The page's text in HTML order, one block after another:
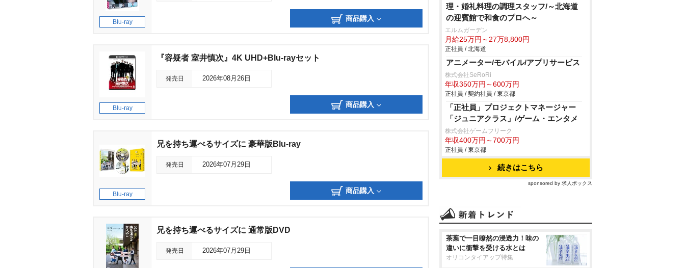
Blu-ray 商品購入
Blu-ray
『容疑者 室井慎次』4K UHD+Blu-rayセット
発売日 2026年08月26日
商品購入
Blu-ray
兄を持ち運べるサイズに 豪華版Blu-ray
発売日 2026年07月29日
商品購入
兄を持ち運べるサイズに 通常版DVD
発売日 2026年07月29日
理・婚礼料理の調理スタッフ/～北海道
の迎賓館で和食のプロへ～
エルムガーデン
月給25万円～27万8,800円
正社員 / 北海道
アニメーター/モバイル/アプリサービス
株式会社SeRoRi
年収350万円～600万円
正社員 / 契約社員 / 東京都
「正社員」プロジェクトマネージャー
「ジュニアクラス」/ゲーム・エンタメ
株式会社ゲームフリーク
年収400万円～700万円
正社員 / 東京都
続きはこちら
sponsored by 求人ボックス
茶葉で一目瞭然の浸透力！味の
違いに衝撃を受ける水とは
オリコンタイアップ特集